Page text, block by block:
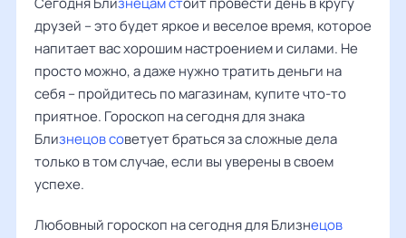
друзей – это будет яркое и веселое время, которое
напитает вас хорошим настроением и силами. Не
просто можно, а даже нужно тратить деньги на
себя – пройдитесь по магазинам, купите что-то
приятное. Гороскоп на сегодня для знака
Близнецов советует браться за сложные дела
только в том случае, если вы уверены в своем
успехе.
Любовный гороскоп на сегодня для Близнецов